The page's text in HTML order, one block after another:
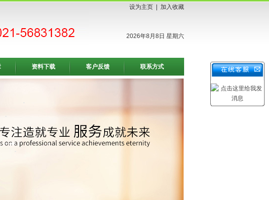
设为主页 加入收藏
2026年8月8日 星期六
资料下载 客户反馈 联系方式